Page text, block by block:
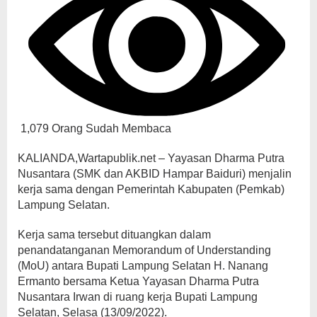
1,079 Orang Sudah Membaca
KALIANDA,Wartapublik.net – Yayasan Dharma Putra
Nusantara (SMK dan AKBID Hampar Baiduri) menjalin
kerja sama dengan Pemerintah Kabupaten (Pemkab)
Lampung Selatan.
Kerja sama tersebut dituangkan dalam
penandatanganan Memorandum of Understanding
(MoU) antara Bupati Lampung Selatan H. Nanang
Ermanto bersama Ketua Yayasan Dharma Putra
Nusantara Irwan di ruang kerja Bupati Lampung
Selatan, Selasa (13/09/2022).